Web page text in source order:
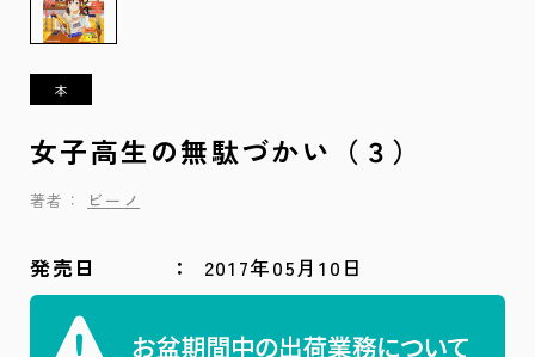
女子高生の無駄づかい（３）
著者： ビーノ
発売日 2017年05月10日